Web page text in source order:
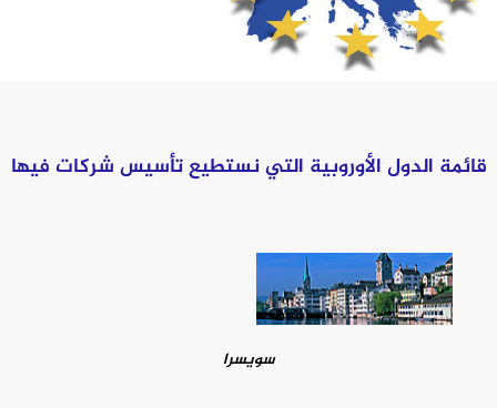
قائمة الدول الأوروبية التي نستطيع تأسيس شركات فيها
سويسرا